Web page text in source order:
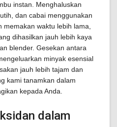
instan. Menghaluskan
dan cabai menggunakan
waktu lebih lama,
dihasilkan jauh lebih kaya
blender. Gesekan antara
minyak esensial
jauh lebih tajam dan
kami tanamkan dalam
kepada Anda.
dalam